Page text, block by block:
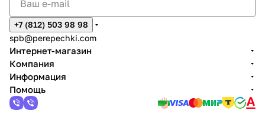
+7 (812) 503 98 98
spb@perepechki.com
Интернет-магазин
Компания
Информация
Помощь